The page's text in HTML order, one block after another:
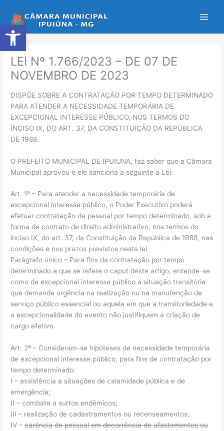
Abrir a barra de ferramentas
para
o
conteúdo
LEI Nº 1.766/2023 – DE 07 DE
NOVEMBRO DE 2023
DISPÕE SOBRE A CONTRATAÇÃO POR TEMPO DETERMINADO
PARA ATENDER A NECESSIDADE TEMPORÁRIA DE
EXCEPCIONAL INTERESSE PÚBLICO, NOS TERMOS DO
INCISO IX, DO ART. 37, DA CONSTITUIÇÃO DA REPÚBLICA
DE 1988.
O PREFEITO MUNICIPAL DE IPUIUNA, faz saber que a Câmara
Municipal aprovou e ele sanciona a seguinte a Lei:
Art. 1º – Para atender a necessidade temporária de
excepcional interesse público, o Poder Executivo poderá
efetuar contratação de pessoal por tempo determinado, sob a
forma de contrato de direito administrativo, nos termos do
inciso IX, do art. 37, da Constituição da República de 1988, nas
condições e nos prazos previstos nesta lei.
Parágrafo único – Para fins da contratação por tempo
determinado a que se refere o caput deste artigo, entende-se
como de excepcional interesse público a situação transitória
que demande urgência na realização ou na manutenção de
serviço público essencial ou aquela em que a transitoriedade e
a excepcionalidade do evento não justifiquem a criação de
cargo efetivo.
Art. 2º – Consideram-se hipóteses de necessidade temporária
de excepcional interesse público, para fins de contratação por
tempo determinado:
I – assistência a situações de calamidade pública e de
emergência;
II – combate a surtos endêmicos;
III – realização de cadastramentos ou recenseamentos;
IV –carência de pessoal em decorrência de afastamentos ou